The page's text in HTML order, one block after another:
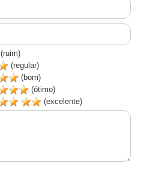
(ruim)
(regular)
(bom)
(ótimo)
(excelente)